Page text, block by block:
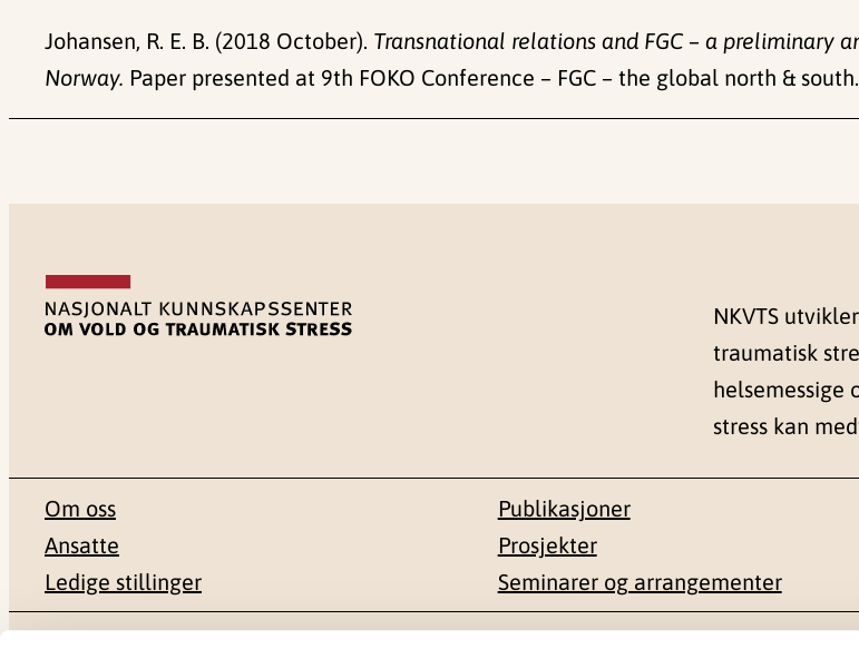
Johansen, R. E. B. (2018 October). Transnational relations and FGC – a preliminary
Norway. Paper presented at 9th FOKO Conference – FGC – the global north &
NKVTS
traumatisk
helsemessige
stress kan
Om oss
Ansatte
Ledige stillinger
Publikasjoner
Prosjekter
Seminarer og arrangementer